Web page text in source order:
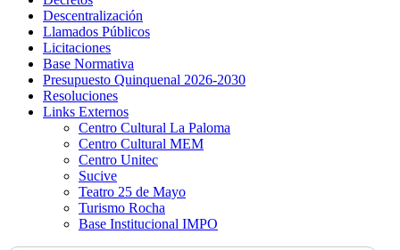
Descentralización
Llamados Públicos
Licitaciones
Base Normativa
Presupuesto Quinquenal 2026-2030
Resoluciones
Links Externos
Centro Cultural La Paloma
Centro Cultural MEM
Centro Unitec
Sucive
Teatro 25 de Mayo
Turismo Rocha
Base Institucional IMPO